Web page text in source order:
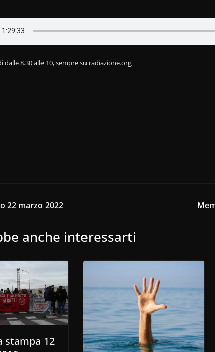
dalle 8.30 alle 10, sempre su radiazione.org
22 marzo 2022
anche interessarti
stampa 12